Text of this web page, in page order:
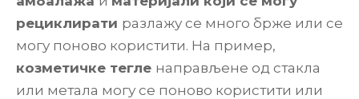
рециклирати разлажу се много брже или се
могу поново користити. На пример,
козметичке тегле направљене од стакла
или метала могу се поново користити или